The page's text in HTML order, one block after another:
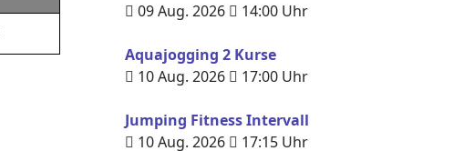
09 Aug. 2026
14:00 Uhr
Aquajogging 2 Kurse
10 Aug. 2026
17:00 Uhr
Jumping Fitness Intervall
10 Aug. 2026
17:15 Uhr